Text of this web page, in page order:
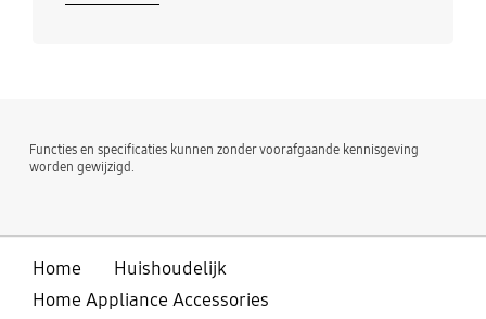
Functies en specificaties kunnen zonder voorafgaande kennisgeving
worden gewijzigd.
Home
Huishoudelijk
Home Appliance Accessories